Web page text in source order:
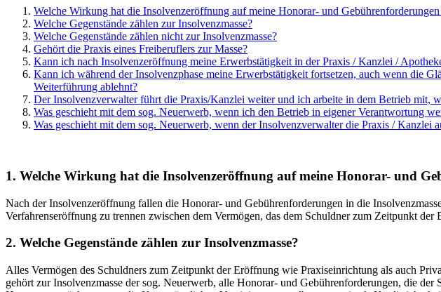
Welche Wirkung hat die Insolvenzeröffnung auf meine Honorar- und
Welche Gegenstände zählen zur Insolvenzmasse?
Welche Gegenstände zählen nicht zur Insolvenzmasse?
Gehört die Praxis eines Freiberuflers zur Masse?
Kann ich nach Insolvenzeröffnung meine Erwerbstätigkeit in der Praxis / Kanzlei /
Kann ich während der Insolvenzphase meine Erwerbstätigkeit fortsetzen, auch wenn die
Weiterführung ablehnt?
Der Insolvenzverwalter führt die Praxis/Kanzlei weiter und ich arbeite in dem Betrieb mit,
Was geschieht mit dem sog. Neuerwerb, wenn ich den Betrieb in eigener Verantwortung
Was geschieht mit dem sog. Neuerwerb, wenn der Insolvenzverwalter die Praxis / Kanzlei
1. Welche Wirkung hat die Insolvenzeröffnung auf meine Honorar- und
Nach der Insolvenzeröffnung fallen die Honorar- und Gebührenforderungen in die
Verfahrenseröffnung zu trennen zwischen dem Vermögen, das dem Schuldner zum Zeitpunkt
2. Welche Gegenstände zählen zur Insolvenzmasse?
Alles Vermögen des Schuldners zum Zeitpunkt der Eröffnung wie Praxiseinrichtung als auch
gehört zur Insolvenzmasse der sog. Neuerwerb, alle Honorar- und Gebührenforderungen, die